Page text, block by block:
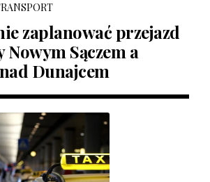
zaplanować przejazd
Sączem a
Dunajcem